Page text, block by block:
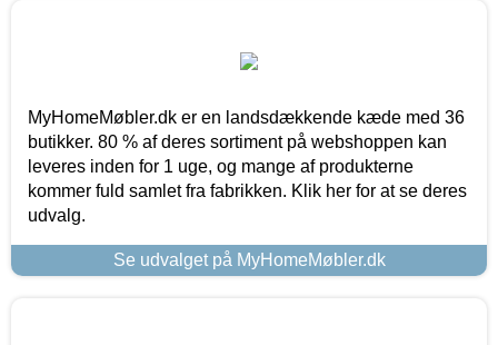
MyHomeMøbler.dk er en landsdækkende kæde med 36
butikker. 80 % af deres sortiment på webshoppen kan
leveres inden for 1 uge, og mange af produkterne
kommer fuld samlet fra fabrikken. Klik her for at se deres
udvalg.
Se udvalget på MyHomeMøbler.dk